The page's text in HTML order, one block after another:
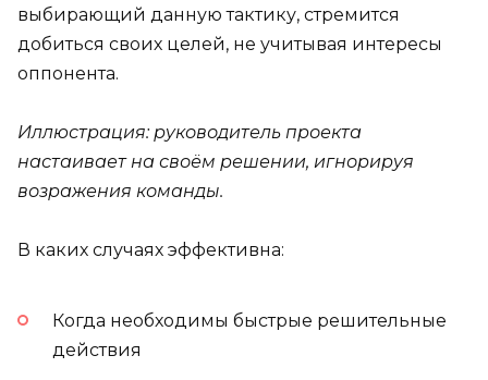
выбирающий данную тактику, стремится
добиться своих целей, не учитывая интересы
оппонента.
Иллюстрация: руководитель проекта
настаивает на своём решении, игнорируя
возражения команды.
В каких случаях эффективна:
Когда необходимы быстрые решительные
действия